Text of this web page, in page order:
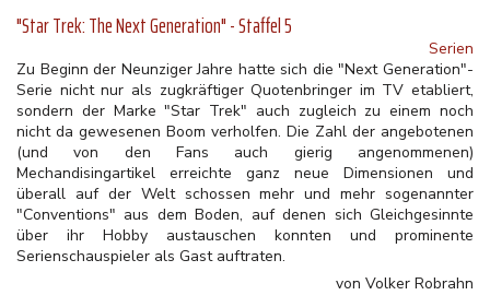
"Star Trek: The Next Generation" - Staffel 5
Serien
Zu Beginn der Neunziger Jahre hatte sich die "Next Generation"-
Serie nicht nur als zugkräftiger Quotenbringer im TV etabliert,
sondern der Marke "Star Trek" auch zugleich zu einem noch
nicht da gewesenen Boom verholfen. Die Zahl der angebotenen
(und von den Fans auch gierig angenommenen)
Mechandisingartikel erreichte ganz neue Dimensionen und
überall auf der Welt schossen mehr und mehr sogenannter
"Conventions" aus dem Boden, auf denen sich Gleichgesinnte
über ihr Hobby austauschen konnten und prominente
Serienschauspieler als Gast auftraten.
von Volker Robrahn